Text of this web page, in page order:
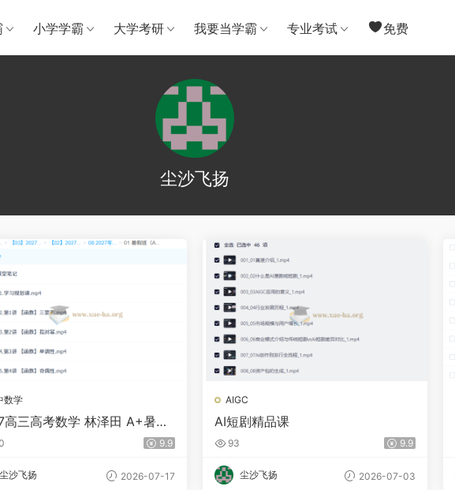
小学学霸 大学考研 我要当学霸 专业考试 免费
尘沙飞扬
数学
三高考数学 林泽田 A+暑假
9.9
尘沙飞扬 2026-07-17
AIGC
AI短剧精品课
93 9.9
尘沙飞扬 2026-07-03